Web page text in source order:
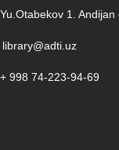
Yu.Otabekov 1. Andijan
library@adti.uz
+ 998 74-223-94-69